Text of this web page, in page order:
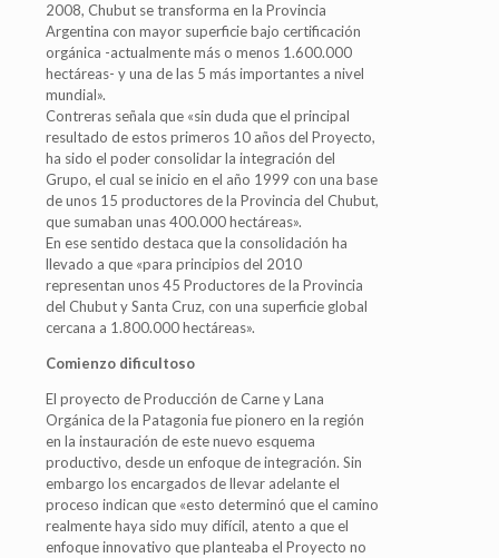
2008, Chubut se transforma en la Provincia
Argentina con mayor superficie bajo certificación
orgánica -actualmente más o menos 1.600.000
hectáreas- y una de las 5 más importantes a nivel
mundial».
Contreras señala que «sin duda que el principal
resultado de estos primeros 10 años del Proyecto,
ha sido el poder consolidar la integración del
Grupo, el cual se inicio en el año 1999 con una base
de unos 15 productores de la Provincia del Chubut,
que sumaban unas 400.000 hectáreas».
En ese sentido destaca que la consolidación ha
llevado a que «para principios del 2010
representan unos 45 Productores de la Provincia
del Chubut y Santa Cruz, con una superficie global
cercana a 1.800.000 hectáreas».
Comienzo dificultoso
El proyecto de Producción de Carne y Lana
Orgánica de la Patagonia fue pionero en la región
en la instauración de este nuevo esquema
productivo, desde un enfoque de integración. Sin
embargo los encargados de llevar adelante el
proceso indican que «esto determinó que el camino
realmente haya sido muy difícil, atento a que el
enfoque innovativo que planteaba el Proyecto no